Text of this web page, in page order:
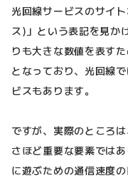
光回線サービスのサイ
ス)」という表記を見か
りも大きな数値を表す
となっており、光回線
ビスもあります。
ですが、実際のところ
さほど重要な要素では
に遊ぶための通信速度